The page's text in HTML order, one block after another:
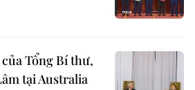
Tổng Bí thư,
tại Australia